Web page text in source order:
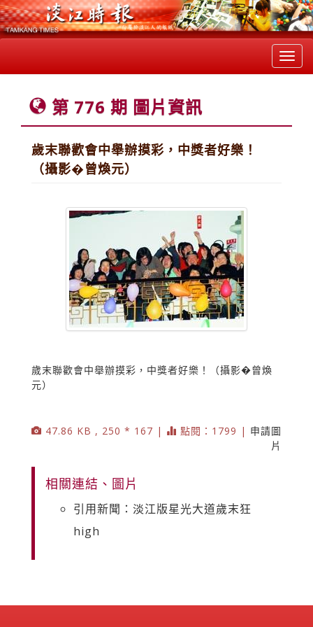
第 776 期 圖片資訊
歲末聯歡會中舉辦摸彩，中獎者好樂！
（攝影�曾煥元）
歲末聯歡會中舉辦摸彩，中獎者好樂！（攝影�曾煥
元）
47.86 KB , 250 * 167 | 點閱：1799 | 申請圖
片
相關連結、圖片
引用新聞：淡江版星光大道歲末狂
high